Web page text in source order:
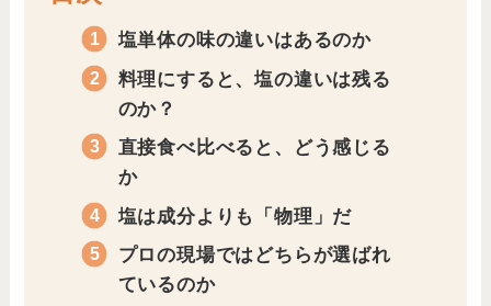
塩単体の味の違いはあるのか
料理にすると、塩の違いは残る
のか？
直接食べ比べると、どう感じる
か
塩は成分よりも「物理」だ
プロの現場ではどちらが選ばれ
ているのか